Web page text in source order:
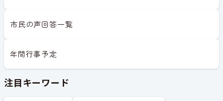
市民の声回答一覧
年間行事予定
注目キーワード